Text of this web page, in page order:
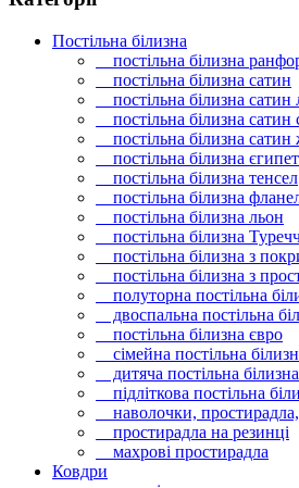
Постільна білизна
постільна білизна
постільна білизна сатин
постільна білизна сатин
постільна білизна сатин
постільна білизна сатин
постільна білизна
постільна білизна тенсел
постільна білизна
постільна білизна льон
постільна білизна
постільна білизна з
постільна білизна з
полуторна постільна
двоспальна постільна
постільна білизна євро
сімейна постільна
дитяча постільна білизна
підліткова постільна
наволочки, простирадла,
простирадла на резинці
махрові простирадла
Ковдри